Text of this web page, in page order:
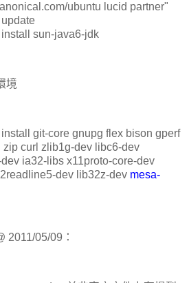
ubuntu lucid partner"
sun-java6-jdk
境
git-core gnupg flex bison gperf
zip curl zlib1g-dev libc6-dev
ia32-libs x11proto-core-dev
dev lib32z-dev mesa-
2011/05/09：